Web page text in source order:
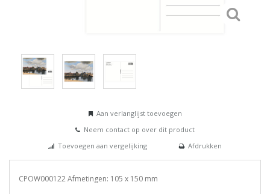
Aan verlanglijst toevoegen
Neem contact op over dit product
Toevoegen aan vergelijking
Afdrukken
CPOW000122 Afmetingen: 105 x 150 mm